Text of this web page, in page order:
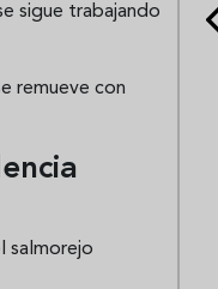
sigue trabajando
remueve con
salmorejo